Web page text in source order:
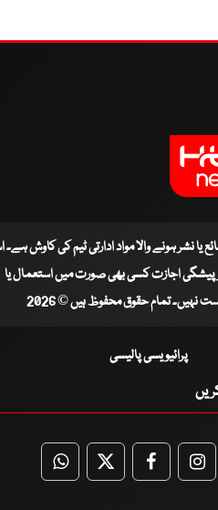
یا نشر ہونے والا مواد ادارتی ٹیم کی کاوش
پیشگی اجازت کسی بھی صورت میں استعمال یا
نہیں۔ تمام حقوق محفوظ ہیں © 2026
پرائیویسی پالیسی
WhatsApp
TwitterFacebook